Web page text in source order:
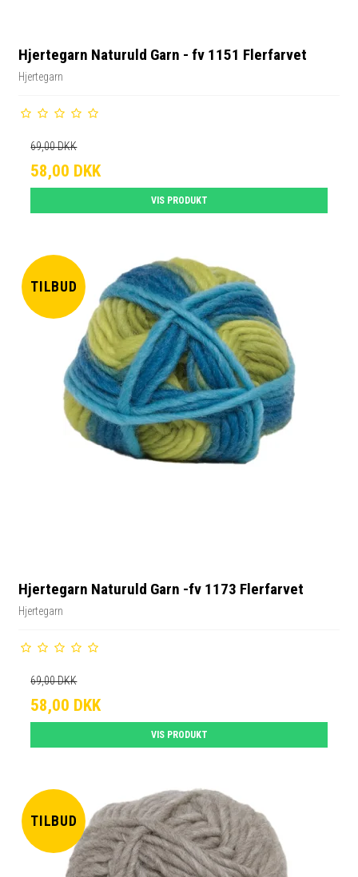
Hjertegarn Naturuld Garn - fv 1151 Flerfarvet
Hjertegarn
69,00 DKK
58,00 DKK
VIS PRODUKT
TILBUD
Hjertegarn Naturuld Garn -fv 1173 Flerfarvet
Hjertegarn
69,00 DKK
58,00 DKK
VIS PRODUKT
TILBUD